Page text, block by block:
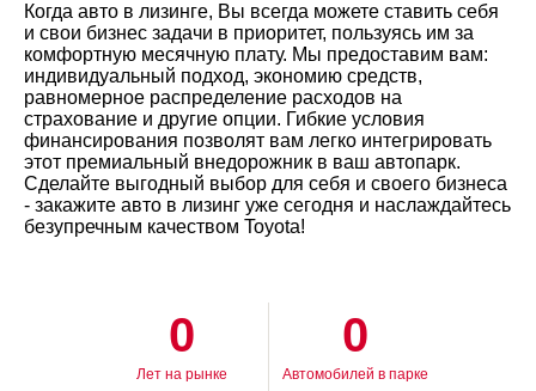
Когда авто в лизинге, Вы всегда можете ставить себя
и свои бизнес задачи в приоритет, пользуясь им за
комфортную месячную плату. Мы предоставим вам:
индивидуальный подход, экономию средств,
равномерное распределение расходов на
страхование и другие опции. Гибкие условия
финансирования позволят вам легко интегрировать
этот премиальный внедорожник в ваш автопарк.
Сделайте выгодный выбор для себя и своего бизнеса
- закажите авто в лизинг уже сегодня и наслаждайтесь
безупречным качеством Toyota!
0
Лет на рынке
0
Автомобилей в парке